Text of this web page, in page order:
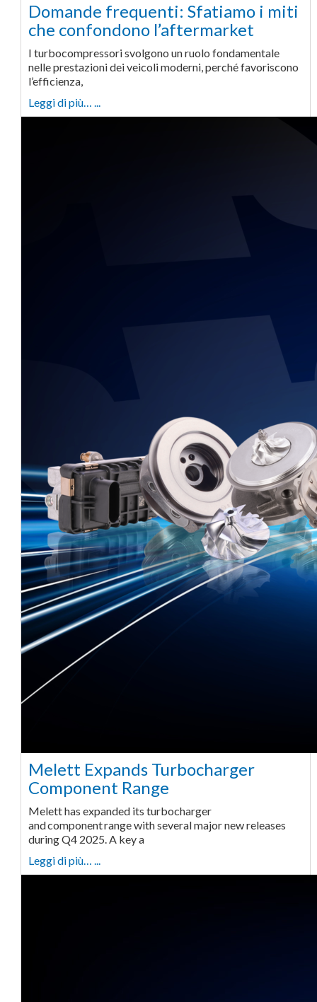
Domande frequenti: Sfatiamo i miti
che confondono l’aftermarket
I turbocompressori svolgono un ruolo fondamentale
nelle prestazioni dei veicoli moderni, perché favoriscono
l’efficienza,
Leggi di più… ...
Melett Expands Turbocharger
Component Range
Melett has expanded its turbocharger
and component range with several major new releases
during Q4 2025. A key a
Leggi di più… ...